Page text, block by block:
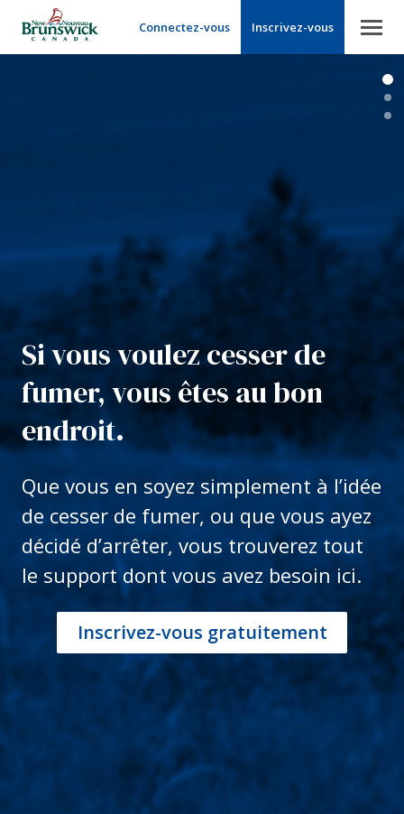
Connectez-vous Inscrivez-vous
Si vous voulez cesser de
fumer, vous êtes au bon
endroit.
Que vous en soyez simplement à l’idée
de cesser de fumer, ou que vous ayez
décidé d’arrêter, vous trouverez tout
le support dont vous avez besoin ici.
Inscrivez-vous gratuitement